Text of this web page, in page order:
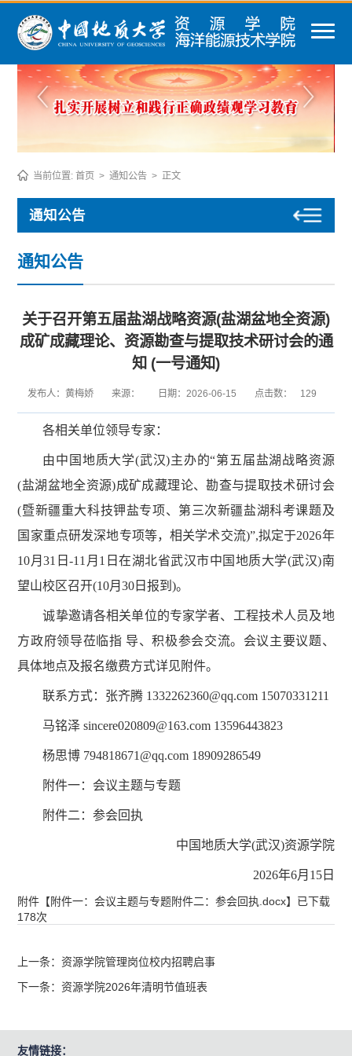
当前位置:首页 > 通知公告 > 正文
通知公告
通知公告
关于召开第五届盐湖战略资源(盐湖盆地全资源)
成矿成藏理论、资源勘查与提取技术研讨会的通
知 (一号通知)
发布人：黄梅娇 来源： 日期：2026-06-15 点击数： 129
各相关单位领导专家：
由中国地质大学(武汉)主办的“第五届盐湖战略资源
(盐湖盆地全资源)成矿成藏理论、勘查与提取技术研讨会
(暨新疆重大科技钾盐专项、第三次新疆盐湖科考课题及
国家重点研发深地专项等，相关学术交流)”,拟定于2026年
10月31日-11月1日在湖北省武汉市中国地质大学(武汉)南
望山校区召开(10月30日报到)。
诚挚邀请各相关单位的专家学者、工程技术人员及地
方政府领导莅临指 导、积极参会交流。会议主要议题、
具体地点及报名缴费方式详见附件。
联系方式：张齐腾 1332262360@qq.com 15070331211
马铭泽 sincere020809@163.com 13596443823
杨思博 794818671@qq.com 18909286549
附件一：会议主题与专题
附件二：参会回执
中国地质大学(武汉)资源学院
2026年6月15日
附件【附件一：会议主题与专题附件二：参会回执.docx】已下载
178次
上一条：资源学院管理岗位校内招聘启事
下一条：资源学院2026年清明节值班表
友情链接：